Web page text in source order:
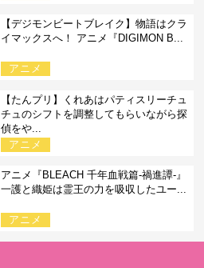
【デジモンビートブレイク】物語はクラ
イマックスへ！ アニメ『DIGIMON B...
アニメ
【たんプリ】くれあはパティスリーチュ
チュのシフトを調整してもらいながら探
偵をや...
アニメ
アニメ『BLEACH 千年血戦篇-禍進譚-』
一護と織姫は霊王の力を吸収したユー...
アニメ